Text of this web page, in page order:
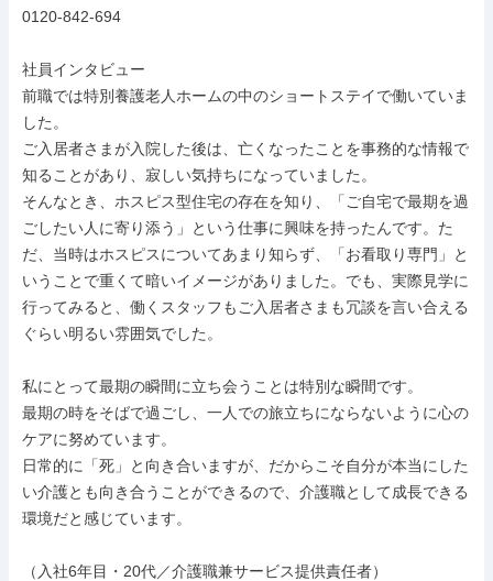
0120-842-694
社員インタビュー
前職では特別養護老人ホームの中のショートステイで働いていま
した。
ご入居者さまが入院した後は、亡くなったことを事務的な情報で
知ることがあり、寂しい気持ちになっていました。
そんなとき、ホスピス型住宅の存在を知り、「ご自宅で最期を過
ごしたい人に寄り添う」という仕事に興味を持ったんです。た
だ、当時はホスピスについてあまり知らず、「お看取り専門」と
いうことで重くて暗いイメージがありました。でも、実際見学に
行ってみると、働くスタッフもご入居者さまも冗談を言い合える
ぐらい明るい雰囲気でした。
私にとって最期の瞬間に立ち会うことは特別な瞬間です。
最期の時をそばで過ごし、一人での旅立ちにならないように心の
ケアに努めています。
日常的に「死」と向き合いますが、だからこそ自分が本当にした
い介護とも向き合うことができるので、介護職として成長できる
環境だと感じています。
（入社6年目・20代／介護職兼サービス提供責任者）